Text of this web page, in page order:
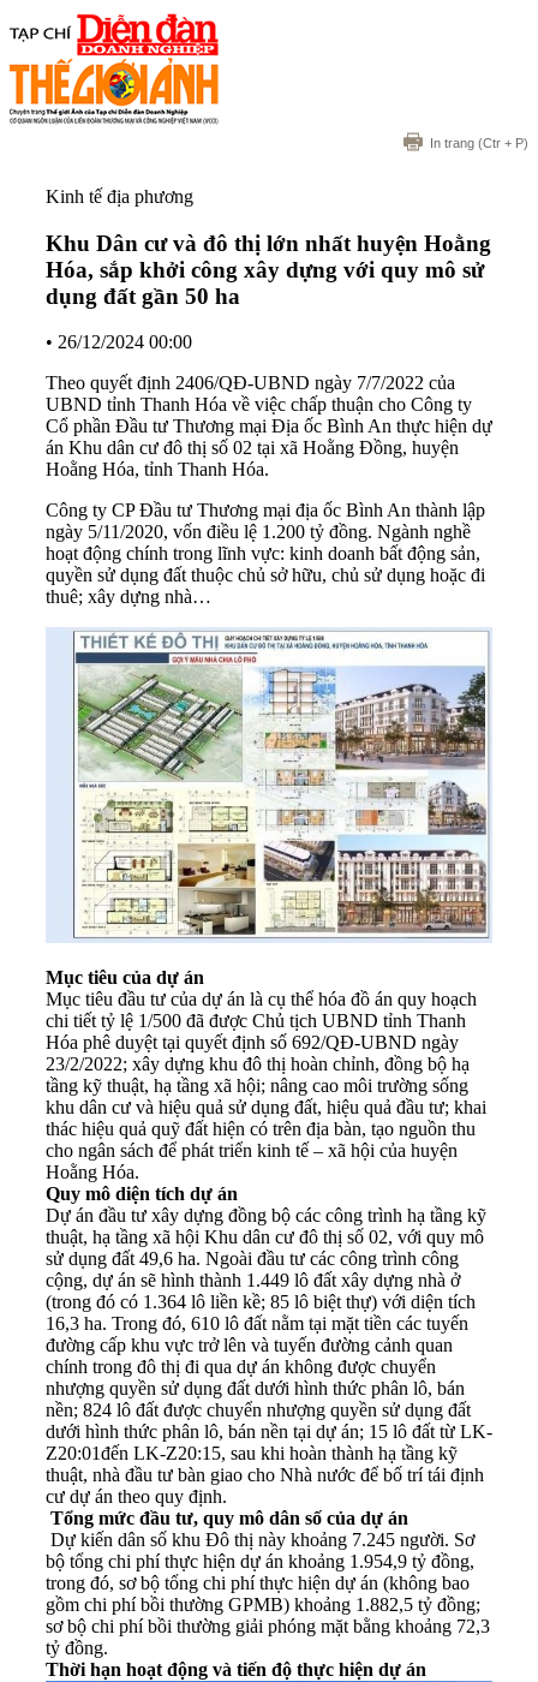
In trang (Ctr + P)
Kinh tế địa phương
Khu Dân cư và đô thị lớn nhất huyện Hoằng
Hóa, sắp khởi công xây dựng với quy mô sử
dụng đất gần 50 ha
• 26/12/2024 00:00
Theo quyết định 2406/QĐ-UBND ngày 7/7/2022 của
UBND tỉnh Thanh Hóa về việc chấp thuận cho Công ty
Cổ phần Đầu tư Thương mại Địa ốc Bình An thực hiện dự
án Khu dân cư đô thị số 02 tại xã Hoằng Đồng, huyện
Hoằng Hóa, tỉnh Thanh Hóa.
Công ty CP Đầu tư Thương mại địa ốc Bình An thành lập
ngày 5/11/2020, vốn điều lệ 1.200 tỷ đồng. Ngành nghề
hoạt động chính trong lĩnh vực: kinh doanh bất động sản,
quyền sử dụng đất thuộc chủ sở hữu, chủ sử dụng hoặc đi
thuê; xây dựng nhà…
Mục tiêu của dự án
Mục tiêu đầu tư của dự án là cụ thể hóa đồ án quy hoạch
chi tiết tỷ lệ 1/500 đã được Chủ tịch UBND tỉnh Thanh
Hóa phê duyệt tại quyết định số 692/QĐ-UBND ngày
23/2/2022; xây dựng khu đô thị hoàn chỉnh, đồng bộ hạ
tầng kỹ thuật, hạ tầng xã hội; nâng cao môi trường sống
khu dân cư và hiệu quả sử dụng đất, hiệu quả đầu tư; khai
thác hiệu quả quỹ đất hiện có trên địa bàn, tạo nguồn thu
cho ngân sách để phát triển kinh tế – xã hội của huyện
Hoằng Hóa.
Quy mô diện tích dự án
Dự án đầu tư xây dựng đồng bộ các công trình hạ tầng kỹ
thuật, hạ tầng xã hội Khu dân cư đô thị số 02, với quy mô
sử dụng đất 49,6 ha. Ngoài đầu tư các công trình công
cộng, dự án sẽ hình thành 1.449 lô đất xây dựng nhà ở
(trong đó có 1.364 lô liền kề; 85 lô biệt thự) với diện tích
16,3 ha. Trong đó, 610 lô đất nằm tại mặt tiền các tuyến
đường cấp khu vực trở lên và tuyến đường cảnh quan
chính trong đô thị đi qua dự án không được chuyển
nhượng quyền sử dụng đất dưới hình thức phân lô, bán
nền; 824 lô đất được chuyển nhượng quyền sử dụng đất
dưới hình thức phân lô, bán nền tại dự án; 15 lô đất từ LK-
Z20:01đến LK-Z20:15, sau khi hoàn thành hạ tầng kỹ
thuật, nhà đầu tư bàn giao cho Nhà nước để bố trí tái định
cư dự án theo quy định.
Tổng mức đầu tư, quy mô dân số của dự án
Dự kiến dân số khu Đô thị này khoảng 7.245 người. Sơ
bộ tổng chi phí thực hiện dự án khoảng 1.954,9 tỷ đồng,
trong đó, sơ bộ tổng chi phí thực hiện dự án (không bao
gồm chi phí bồi thường GPMB) khoảng 1.882,5 tỷ đồng;
sơ bộ chi phí bồi thường giải phóng mặt bằng khoảng 72,3
tỷ đồng.
Thời hạn hoạt động và tiến độ thực hiện dự án